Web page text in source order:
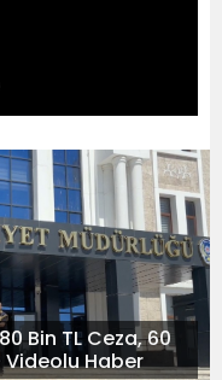
Bin TL Ceza, 60
Haber